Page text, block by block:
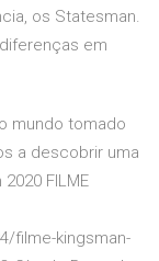
os Statesman.
em
mundo tomado
a descobrir uma
FILME
filme-kingsman-